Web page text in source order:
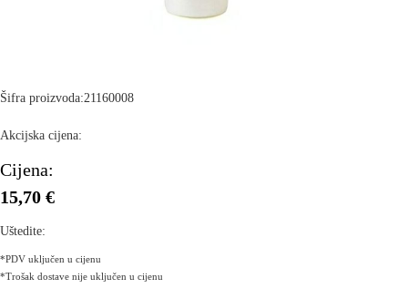
Šifra proizvoda:21160008
Akcijska cijena:
Cijena:
15,70 €
Uštedite:
*PDV uključen u cijenu
*Trošak dostave nije uključen u cijenu